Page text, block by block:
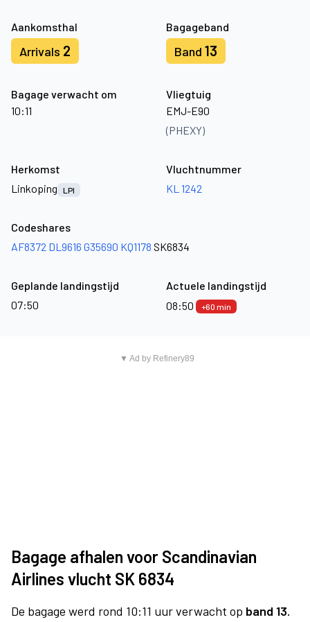
Aankomsthal
Arrivals 2
Bagageband
Band 13
Bagage verwacht om
10:11
Vliegtuig
EMJ-E90
(PHEXY)
Herkomst
Linkoping
LPI
Vluchtnummer
KL 1242
Codeshares
AF8372 DL9616 G35690 KQ1178 SK6834
Geplande landingstijd
07:50
Actuele landingstijd
08:50
+60 min
▼ Ad by Refinery89
Bagage afhalen voor Scandinavian
Airlines vlucht SK 6834
De bagage werd rond 10:11 uur verwacht op band 13.